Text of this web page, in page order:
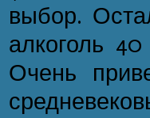
выбор.
алкоголь
Очень